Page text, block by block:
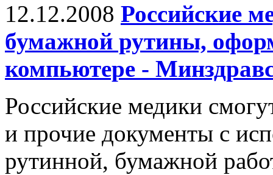
12.12.2008 Российские
бумажной рутины,
компьютере -
Российские медики
и прочие документы с
рутинной, бумажной